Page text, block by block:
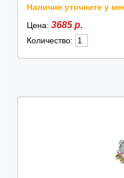
Наличие уточните у
Цена: 3685 р.
Количество: